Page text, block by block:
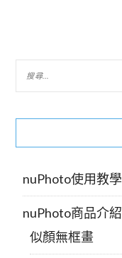
nuPhoto使用教學
nuPhoto商品介紹
似顏無框畫